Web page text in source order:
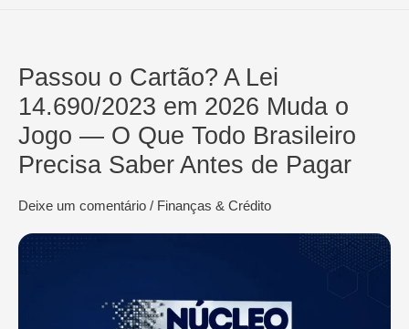
Passou o Cartão? A Lei
14.690/2023 em 2026 Muda o
Jogo — O Que Todo Brasileiro
Precisa Saber Antes de Pagar
Deixe um comentário / Finanças & Crédito